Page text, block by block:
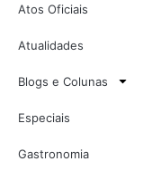
Atos Oficiais
Atualidades
Blogs e Colunas
Especiais
Gastronomia